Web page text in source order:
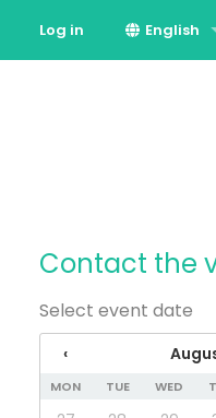
Log in English
Contact the
Select event date
‹
MON TUE WED